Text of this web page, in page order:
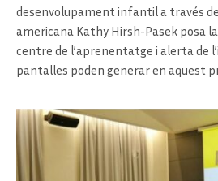
desenvolupament infantil a través
americana Kathy Hirsh-Pasek posa
centre de l’aprenentatge i alerta de
pantalles poden generar en aquest